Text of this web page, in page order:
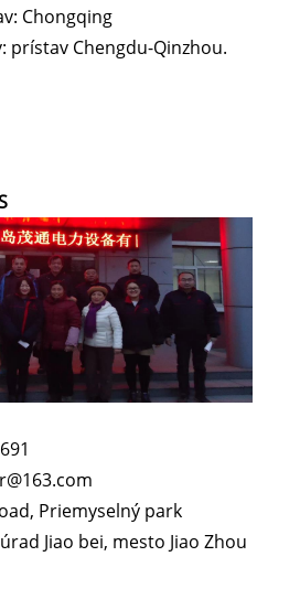
Chongqing
prístav Chengdu-Qinzhou.
Priemyselný park
Jiao bei, mesto Jiao Zhou